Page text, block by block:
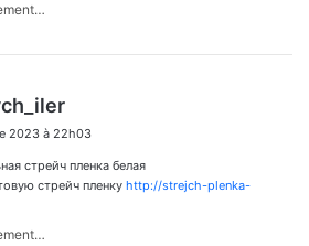
t
:
2023 à 22h03
стрейч пленка белая
стрейч пленку http://strejch-plenka-